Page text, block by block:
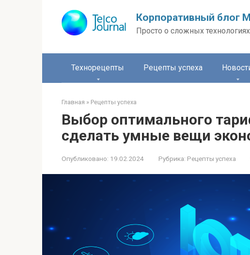
Корпоративный блог
Просто о сложных
Технорецепты Рецепты успеха
Главная » Рецепты успеха
Выбор оптимального
сделать умные вещи
Опубликовано: 19.02.2024 Рубрика: Рецепты успеха